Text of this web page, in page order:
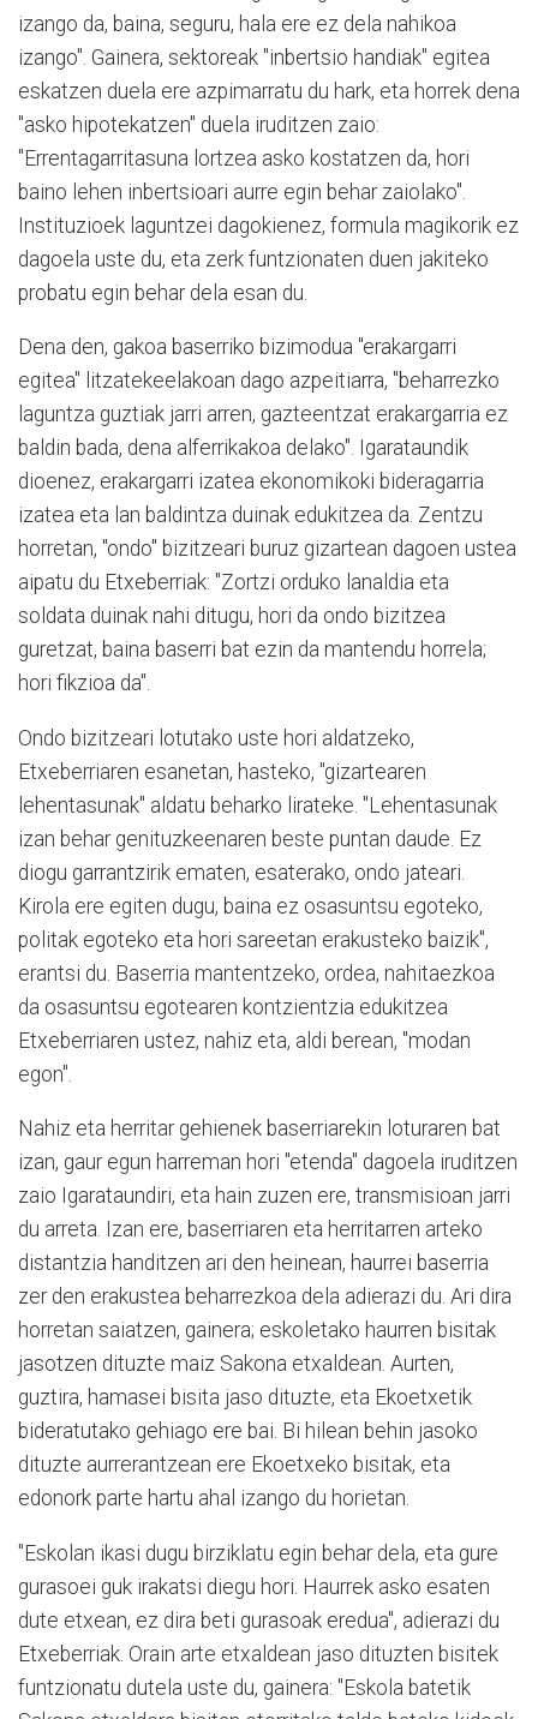
izango da, baina, seguru, hala ere ez dela nahikoa
izango". Gainera, sektoreak "inbertsio handiak" egitea
eskatzen duela ere azpimarratu du hark, eta horrek dena
"asko hipotekatzen" duela iruditzen zaio:
"Errentagarritasuna lortzea asko kostatzen da, hori
baino lehen inbertsioari aurre egin behar zaiolako".
Instituzioek laguntzei dagokienez, formula magikorik ez
dagoela uste du, eta zerk funtzionaten duen jakiteko
probatu egin behar dela esan du.
Dena den, gakoa baserriko bizimodua "erakargarri
egitea" litzatekeelakoan dago azpeitiarra, "beharrezko
laguntza guztiak jarri arren, gazteentzat erakargarria ez
baldin bada, dena alferrikakoa delako". Igarataundik
dioenez, erakargarri izatea ekonomikoki bideragarria
izatea eta lan baldintza duinak edukitzea da. Zentzu
horretan, "ondo" bizitzeari buruz gizartean dagoen ustea
aipatu du Etxeberriak: "Zortzi orduko lanaldia eta
soldata duinak nahi ditugu, hori da ondo bizitzea
guretzat, baina baserri bat ezin da mantendu horrela;
hori fikzioa da".
Ondo bizitzeari lotutako uste hori aldatzeko,
Etxeberriaren esanetan, hasteko, "gizartearen
lehentasunak" aldatu beharko lirateke. "Lehentasunak
izan behar genituzkeenaren beste puntan daude. Ez
diogu garrantzirik ematen, esaterako, ondo jateari.
Kirola ere egiten dugu, baina ez osasuntsu egoteko,
politak egoteko eta hori sareetan erakusteko baizik",
erantsi du. Baserria mantentzeko, ordea, nahitaezkoa
da osasuntsu egotearen kontzientzia edukitzea
Etxeberriaren ustez, nahiz eta, aldi berean, "modan
egon".
Nahiz eta herritar gehienek baserriarekin loturaren bat
izan, gaur egun harreman hori "etenda" dagoela iruditzen
zaio Igarataundiri, eta hain zuzen ere, transmisioan jarri
du arreta. Izan ere, baserriaren eta herritarren arteko
distantzia handitzen ari den heinean, haurrei baserria
zer den erakustea beharrezkoa dela adierazi du. Ari dira
horretan saiatzen, gainera; eskoletako haurren bisitak
jasotzen dituzte maiz Sakona etxaldean. Aurten,
guztira, hamasei bisita jaso dituzte, eta Ekoetxetik
bideratutako gehiago ere bai. Bi hilean behin jasoko
dituzte aurrerantzean ere Ekoetxeko bisitak, eta
edonork parte hartu ahal izango du horietan.
"Eskolan ikasi dugu birziklatu egin behar dela, eta gure
gurasoei guk irakatsi diegu hori. Haurrek asko esaten
dute etxean, ez dira beti gurasoak eredua", adierazi du
Etxeberriak. Orain arte etxaldean jaso dituzten bisitek
funtzionatu dutela uste du, gainera: "Eskola batetik